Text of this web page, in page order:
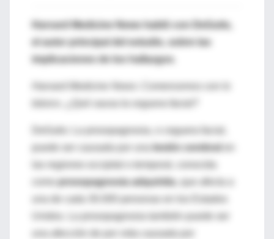
Harvard Medicine News habló con DeGutis,
el autor principal del estudio, sobre las
implicaciones de los hallazgos
básico. ¿Qué causa la ceguera facial?
DeGutis: La prosopagnosia, o ceguera facial,
lesión cerebral
las regiones occipital o temporal, conocida
prosopagnosia adquirida
Unidos. La prosopagnosia también puede ser